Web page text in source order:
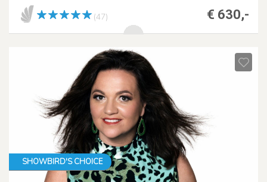
€ 630,-
(47)
SHOWBIRD'S CHOICE